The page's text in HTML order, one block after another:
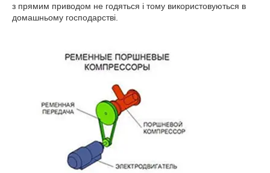
з прямим приводом не годяться і тому використовуються в
домашньому господарстві.